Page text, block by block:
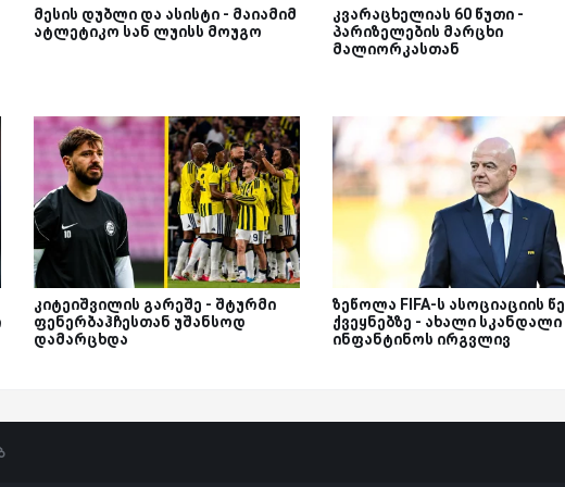
მესის დუბლი და ასისტი - მაიამიმ
ატლეტიკო სან ლუისს მოუგო
კვარაცხელიას 60 წუთი -
პარიზელების მარცხი
მალიორკასთან
კიტეიშვილის გარეშე - შტურმი
ფენერბაჰჩესთან უშანსოდ
დამარცხდა
ზეწოლა FIFA-ს ასოციაციის
ქვეყნებზე - ახალი სკანდალი
ინფანტინოს ირგვლივ